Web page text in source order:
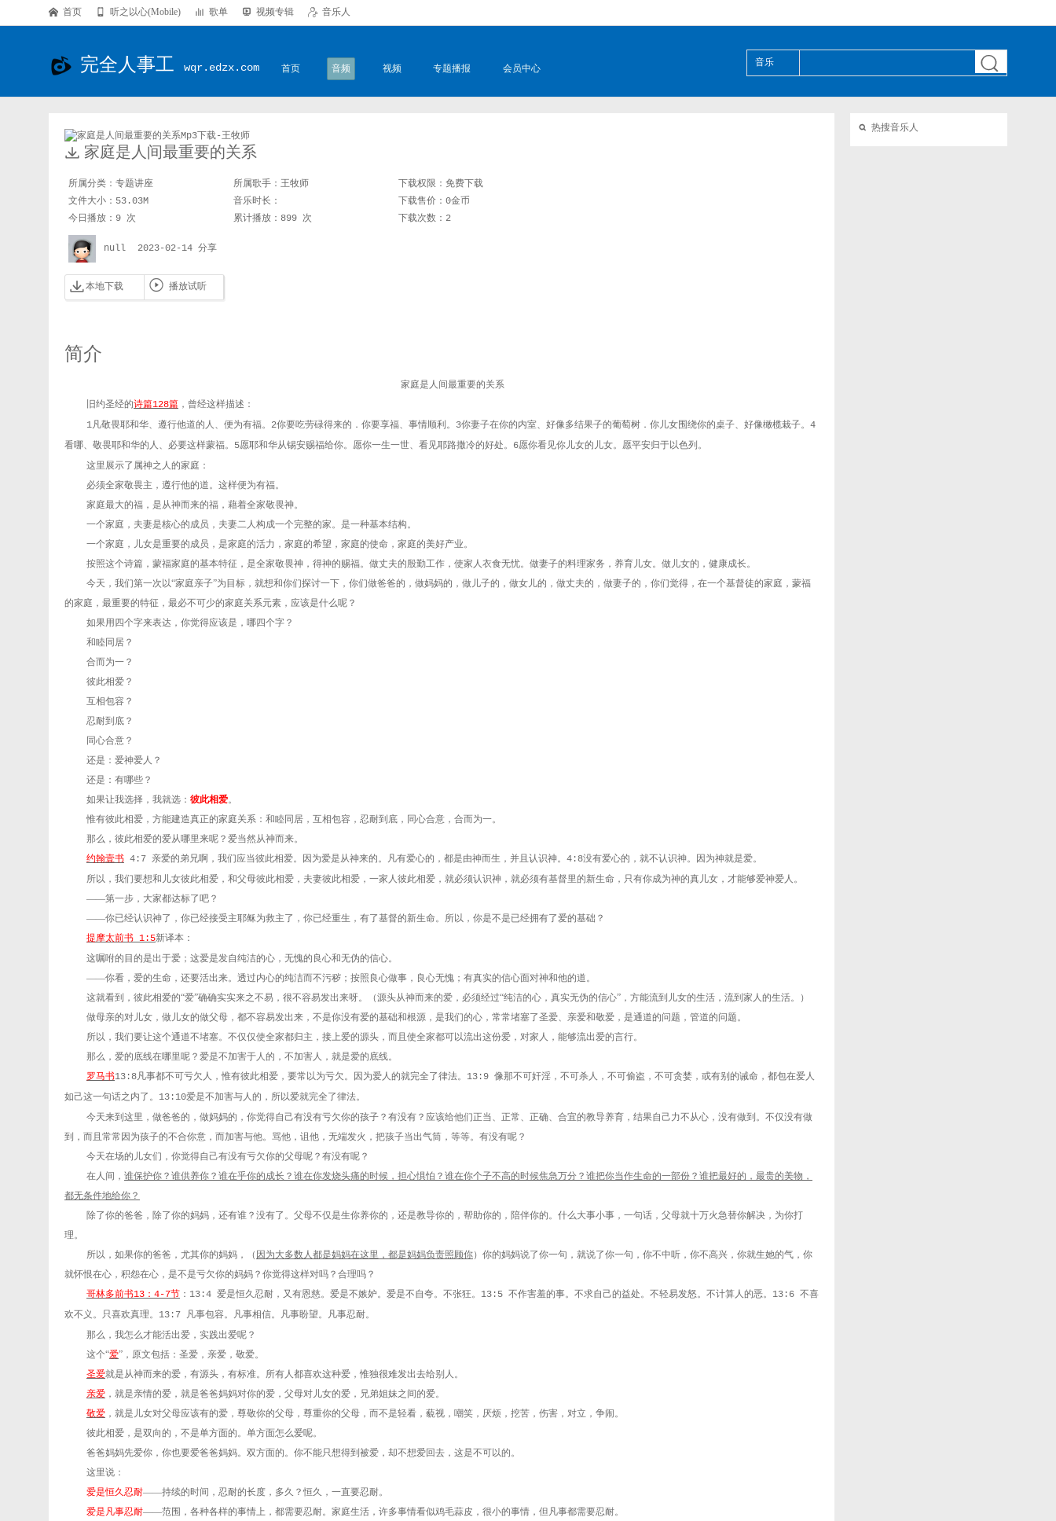
 首页  听之以心(Mobile)  歌单  视频专辑  音乐人
完全人事工 wqr.edzx.com 首页 音频 视频 专题播报 会员中心 音乐 
 家庭是人间最重要的关系
所属分类： 专题讲座 所属歌手： 王牧师
下载权限：免费下载
文件大小：53.03M
音乐时长：
下载售价：0金币
今日播放：9 次
累计播放：899 次 下载次数：2
null 2023-02-14 分享
 本地下载  播放试听
简介
家庭是人间最重要的关系
旧约圣经的诗篇128篇 ，曾经这样描述：
1凡敬畏耶和华、遵行他道的人、便为有福。 2你要吃劳碌得来的．你要享福、事情顺利。 3你妻子在你的内室、好像多结果子的葡萄树．你儿女围绕你的桌子、好像橄榄栽子。 4
看哪、敬畏耶和华的人、必要这样蒙福。 5愿耶和华从锡安赐福给你。愿你一生一世、看见耶路撒冷的好处。 6愿你看见你儿女的儿女。愿平安归于以色列。
这里展示了属神之人的家庭：
必须全家敬畏主，遵行他的道。这样便为有福。
家庭最大的福，是从神而来的福，藉着全家敬畏神。
一个家庭，夫妻是核心的成员，夫妻二人构成一个完整的家。是一种基本结构。
一个家庭，儿女是重要的成员，是家庭的活力，家庭的希望，家庭的使命，家庭的美好产业。
按照这个诗篇，蒙福家庭的基本特征，是全家敬畏神，得神的赐福。做丈夫的殷勤工作，使家人衣食无忧。做妻子的料理家务，养育儿女。做儿女的，健康成长。
今天，我们第一次以“家庭亲子”为目标，就想和你们探讨一下，你们做爸爸的，做妈妈的，做儿子的，做女儿的，做丈夫的，做妻子的，你们觉得，在一个基督徒的家庭，蒙福
的家庭，最重要的特征，最必不可少的家庭关系元素，应该是什么呢？
如果用四个字来表达，你觉得应该是，哪四个字？
和睦同居？
合而为一？
彼此相爱？
互相包容？
忍耐到底？
同心合意？
还是：爱神爱人？
还是：有哪些？
如果让我选择，我就选： 彼此相爱。
惟有彼此相爱，方能建造真正的家庭关系：和睦同居，互相包容，忍耐到底，同心合意，合而为一。
那么，彼此相爱的爱从哪里来呢？爱当然从神而来。
约翰壹书 4:7 亲爱的弟兄啊，我们应当彼此相爱。因为爱是从神来的。凡有爱心的，都是由神而生，并且认识神。 4:8没有爱心的，就不认识神。因为神就是爱。
所以，我们要想和儿女彼此相爱，和父母彼此相爱，夫妻彼此相爱，一家人彼此相爱，就必须认识神，就必须有基督里的新生命，只有你成为神的真儿女，才能够爱神爱人。
——第一步，大家都达标了吧？
——你已经认识神了，你已经接受主耶稣为救主了，你已经重生，有了基督的新生命。所以，你是不是已经拥有了爱的基础？
提摩太前书 1:5新译本：
这嘱咐的目的是出于爱；这爱是发自纯洁的心，无愧的良心和无伪的信心。
——你看，爱的生命，还要活出来。透过内心的纯洁而不污秽；按照良心做事，良心无愧；有真实的信心面对神和他的道。
这就看到，彼此相爱的“爱”确确实实来之不易，很不容易发出来呀。（源头从神而来的爱，必须经过“纯洁的心，真实无伪的信心”，方能流到儿女的生活，流到家人的生活。）
做母亲的对儿女，做儿女的做父母，都不容易发出来，不是你没有爱的基础和根源，是我们的心，常常堵塞了圣爱、亲爱和敬爱，是通道的问题，管道的问题。
所以，我们要让这个通道不堵塞。不仅仅使全家都归主，接上爱的源头，而且使全家都可以流出这份爱，对家人，能够流出爱的言行。
那么，爱的底线在哪里呢？爱是不加害于人的，不加害人，就是爱的底线。
罗马书13:8凡事都不可亏欠人，惟有彼此相爱，要常以为亏欠。因为爱人的就完全了律法。 13:9 像那不可奸淫，不可杀人，不可偷盗，不可贪婪，或有别的诫命，都包在爱人
如己这一句话之内了。 13:10爱是不加害与人的，所以爱就完全了律法。
今天来到这里，做爸爸的，做妈妈的，你觉得自己有没有亏欠你的孩子？有没有？应该给他们正当、正常、正确、合宜的教导养育，结果自己力不从心，没有做到。不仅没有做
到，而且常常因为孩子的不合你意，而加害与他。骂他，诅他，无端发火，把孩子当出气筒，等等。有没有呢？
今天在场的儿女们，你觉得自己有没有亏欠你的父母呢？有没有呢？
在人间， 谁保护你？谁供养你？谁在乎你的成长？谁在你发烧头痛的时候，担心惧怕？谁在你个子不高的时候焦急万分？谁把你当作生命的一部份？谁把最好的，最贵的美物，
都无条件地给你？
除了你的爸爸，除了你的妈妈，还有谁？没有了。父母不仅是生你养你的，还是教导你的，帮助你的，陪伴你的。什么大事小事，一句话，父母就十万火急替你解决，为你打
理。
所以，如果你的爸爸，尤其你的妈妈，（ 因为大多数人都是妈妈在这里，都是妈妈负责照顾你）你的妈妈说了你一句，就说了你一句，你不中听，你不高兴，你就生她的气，你
就怀恨在心，积怨在心，是不是亏欠你的妈妈？你觉得这样对吗？合理吗？
哥林多前书13 ： 4-7节 ： 13:4 爱是恒久忍耐，又有恩慈。爱是不嫉妒。爱是不自夸。不张狂。 13:5 不作害羞的事。不求自己的益处。不轻易发怒。不计算人的恶。 13:6 不喜
欢不义。只喜欢真理。 13:7
凡事包容。凡事相信。凡事盼望。凡事忍耐。
那么，我怎么才能活出爱，实践出爱呢？
这个“爱”，原文包括：圣爱，亲爱，敬爱。
圣爱就是从神而来的爱，有源头，有标准。所有人都喜欢这种爱，惟独很难发出去给别人。
亲爱 ，就是亲情的爱，就是爸爸妈妈对你的爱，父母对儿女的爱，兄弟姐妹之间的爱。
敬爱 ，就是儿女对父母应该有的爱，尊敬你的父母，尊重你的父母，而不是轻看，藐视，嘲笑，厌烦，挖苦，伤害，对立，争闹。
彼此相爱，是双向的，不是单方面的。单方面怎么爱呢。
爸爸妈妈先爱你，你也要爱爸爸妈妈。双方面的。你不能只想得到被爱，却不想爱回去，这是不可以的。
这里说：
爱是恒久忍耐——持续的时间，忍耐的长度，多久？恒久，一直要忍耐。
爱是凡事忍耐——范围，各种各样的事情上，都需要忍耐。家庭生活，许多事情看似鸡毛蒜皮，很小的事情，但凡事都需要忍耐。
 热搜音乐人